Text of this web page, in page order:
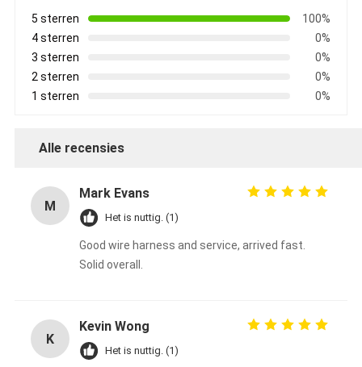
5 sterren
100%
4 sterren
0%
3 sterren
0%
2 sterren
0%
1 sterren
0%
Alle recensies
M
Mark Evans
Het is nuttig. (1)
Good wire harness and service, arrived fast.
Solid overall.
K
Kevin Wong
Het is nuttig. (1)